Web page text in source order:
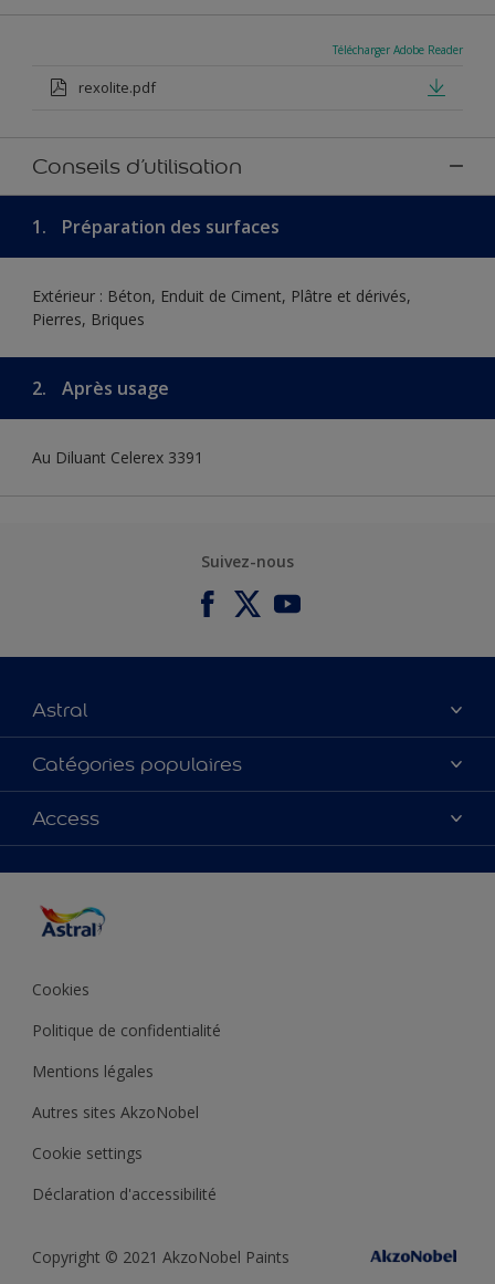
Télécharger Adobe Reader
rexolite.pdf
Conseils d’utilisation
1. Préparation des surfaces
Extérieur : Béton, Enduit de Ciment, Plâtre et dérivés,
Pierres, Briques
2. Après usage
Au Diluant Celerex 3391
Suivez-nous
Astral
À propos de nous
Contactez-nous
Plan du site
Catégories populaires
Couleurs
Produits
Inspiration
Conseil déco
Access
Cookies
Politique de confidentialité
Mentions légales
Autres sites AkzoNobel
Cookie settings
Déclaration d'accessibilité
Copyright © 2021 AkzoNobel Paints